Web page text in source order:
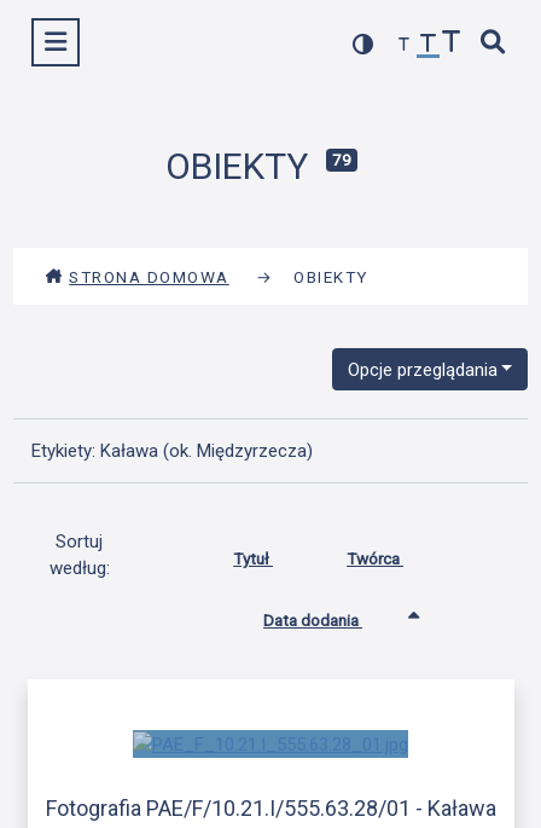
Wyświetl menu
OBIEKTY 79
STRONA DOMOWA → OBIEKTY
Opcje przeglądania
Etykiety: Kaława (ok. Międzyrzecza)
Sortuj
według:
Tytuł Twórca
Data dodania
Fotografia PAE/F/10.21.I/555.63.28/01 - Kaława